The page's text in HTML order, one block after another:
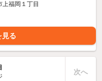
福岡１丁目
見る
次へ